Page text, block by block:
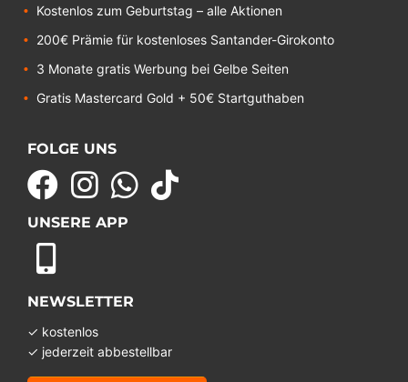
Kostenlos zum Geburtstag – alle Aktionen
200€ Prämie für kostenloses Santander-Girokonto
3 Monate gratis Werbung bei Gelbe Seiten
Gratis Mastercard Gold + 50€ Startguthaben
FOLGE UNS
UNSERE APP
NEWSLETTER
✓ kostenlos
✓ jederzeit abbestellbar